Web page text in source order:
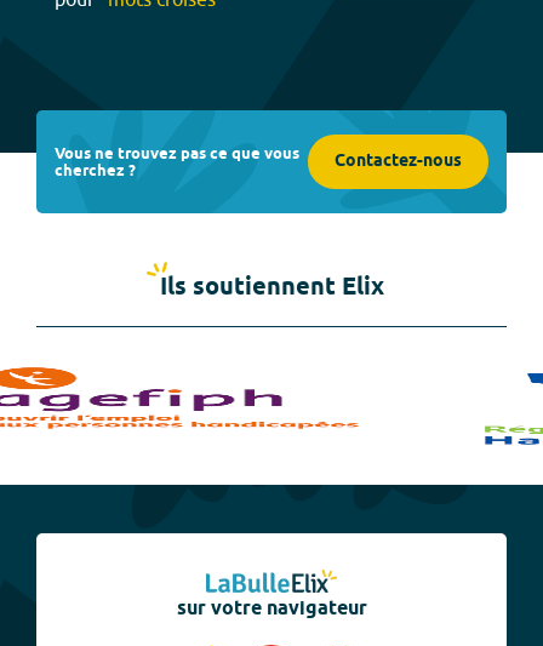
Vous ne trouvez pas ce que vous
cherchez ? Contactez-nous
Ils soutiennent Elix
sur votre navigateur